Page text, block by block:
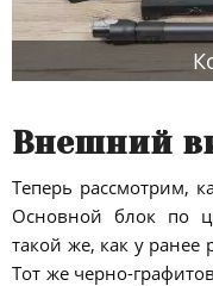
Внешний
Теперь рассмотрим,
Основной блок по
такой же, как у ранее
Тот же черно-